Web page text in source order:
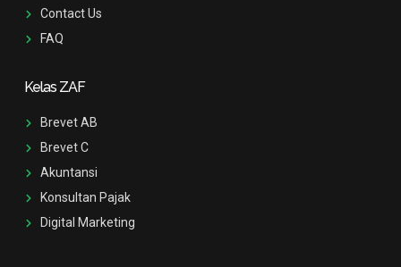
Contact Us
FAQ
Kelas ZAF
Brevet AB
Brevet C
Akuntansi
Konsultan Pajak
Digital Marketing